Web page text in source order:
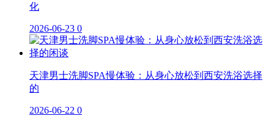
化
2026-06-23 0
天津男士洗脚SPA慢体验：从身心放松到西安洗浴选择
的
2026-06-22 0